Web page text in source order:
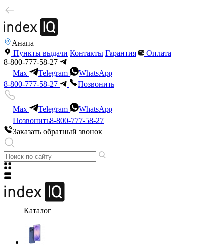
Анапа
Пункты выдачи Контакты Гарантия
Оплата
8-800-777-58-27
Max
Telegram
WhatsApp
8-800-777-58-27
Позвонить
Max Telegram
WhatsApp
Позвонить8-800-777-58-27
Заказать обратный звонок
Каталог